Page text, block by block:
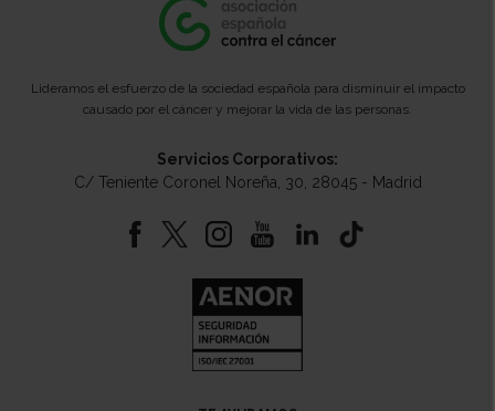
Lideramos el esfuerzo de la sociedad española para disminuir el impacto
causado por el cáncer y mejorar la vida de las personas.
Servicios Corporativos:
C/ Teniente Coronel Noreña, 30, 28045 - Madrid